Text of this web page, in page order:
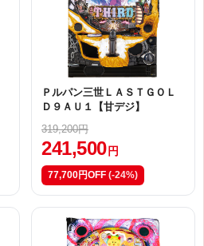
Ｐルパン三世ＬＡＳＴＧＯＬ
Ｄ９ＡＵ１【甘デジ】
319,200円
241,500 円
77,700円OFF (-24%)